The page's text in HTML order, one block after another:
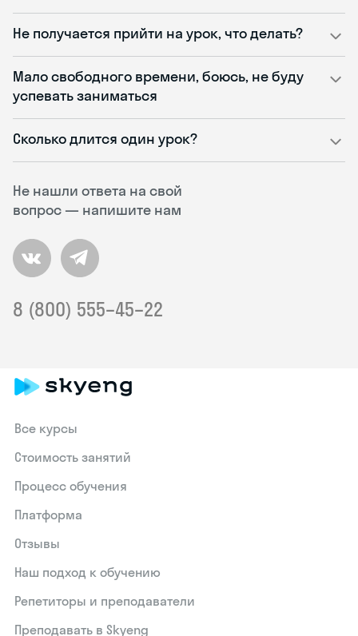
Не нашли ответа на свой
вопрос — напишите нам
8 (800) 555–45–22
Не получается прийти на урок, что делать?
Мало свободного времени, боюсь, не буду
успевать заниматься
Сколько длится один урок?
Все курсы
Стоимость занятий
Процесс обучения
Платформа
Отзывы
Наш подход к обучению
Репетиторы и преподаватели
Преподавать в Skyeng